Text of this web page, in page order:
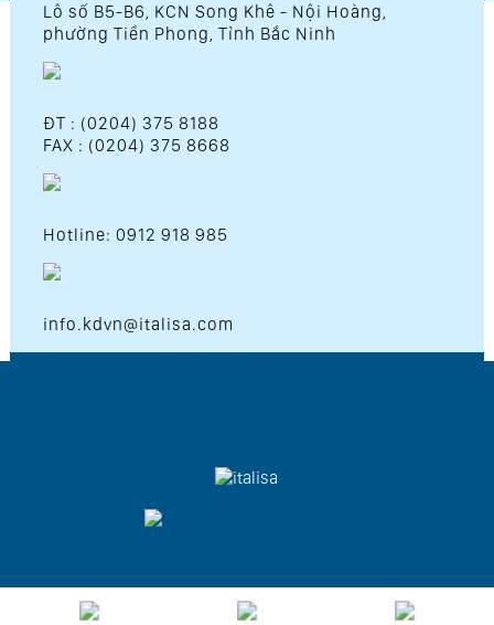
Lô số B5-B6, KCN Song Khê - Nội Hoàng,
phường Tiền Phong, Tỉnh Bắc Ninh
ĐT : (0204) 375 8188
FAX : (0204) 375 8668
Hotline: 0912 918 985
info.kdvn@italisa.com